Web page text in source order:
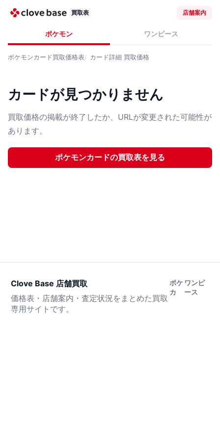
買取表 店舗案内
ポケモン ワンピース
ポケモンカード買取価格表 カード詳細 買取価格
カードが見つかりません
買取価格の掲載が終了したか、URLが変更された可能性が
あります。
ポケモンカードの買取表を見る
Clove Base 店舗買取
価格表・店舗案内・査定状況をまとめた買取
専用サイトです。
ポケ
カ
ワンピ
ース